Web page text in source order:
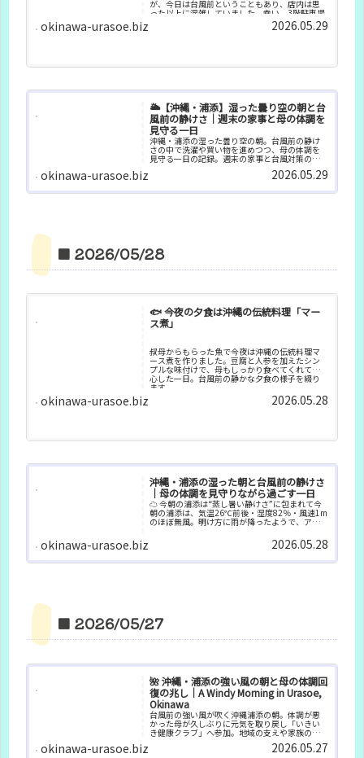
が、今日は台風前ということもあり、店内は思
った以上に混雑していました。幸い、3階駐車場
okinawa-urasoe.biz 2026.05.29
🌥️【沖縄・浦添】湿った曇り空の朝と台
風前の静けさ｜週末の家事と母の体調を
見守る一日
沖縄・浦添の湿った曇り空の朝。台風前の静け
さの中で洗濯や買い物を進めつつ、母の体調を
見守る一日の記録。週末の家事と台風対策の様
okinawa-urasoe.biz 2026.05.29
■ 2026/05/28
🐟 今夜の夕食は沖縄の伝統料理「マー
ス煮」
叔母からもらった魚で今夜は沖縄の伝統料理マ
ース煮を作りました。豆腐と人参を加えたシン
プルな味付けで、母もしっかり食べてくれて安
心した一日。台風前の静かな夕食の様子を綴り
ます。
okinawa-urasoe.biz 2026.05.28
沖縄・浦添の湿った朝と台風前の静けさ
｜母の体調を見守りながら過ごす一日
☁️ 今朝の浦添は“蒸し暑い静けさ”に包まれて今
朝の浦添は、気温26℃前後・湿度82％・風速1m
のほぼ無風。明け方に雨が降ったようで、アス
ファルトはしっとり濡れ、庭の木々は深い緑に
見えます。空は一面の曇りで、遠くの景色がかす
okinawa-urasoe.biz 2026.05.28
■ 2026/05/27
🌺 沖縄・浦添の強い風の朝と母の体調回
復の兆し｜A Windy Morning in Urasoe,
Okinawa
台風前の強い風が吹く沖縄浦添の朝。体調が悪
かった母が久しぶりに元気を取り戻し「いきい
き健康クラブ」へ参加。地域の支えや家族の様
okinawa-urasoe.biz 2026.05.27